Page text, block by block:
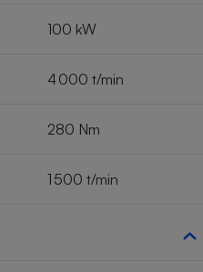
100 kW
4 000 t/min
280 Nm
1 500 t/min